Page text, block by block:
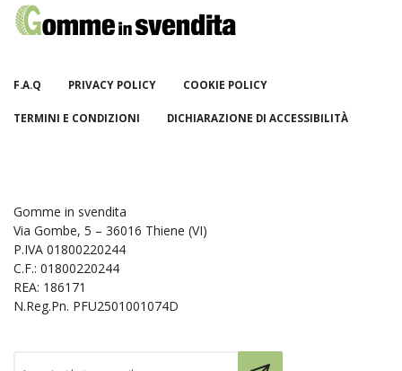
F.A.Q PRIVACY POLICY COOKIE POLICY
TERMINI E CONDIZIONI DICHIARAZIONE DI ACCESSIBILITÀ
Gomme in svendita
Via Gombe, 5 – 36016 Thiene (VI)
P.IVA 01800220244
C.F.: 01800220244
REA: 186171
N.Reg.Pn. PFU2501001074D